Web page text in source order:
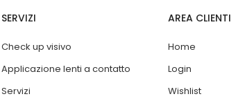
SERVIZI
Check up visivo
Applicazione lenti a contatto
Servizi
AREA CLIENTI
Home
Login
Wishlist